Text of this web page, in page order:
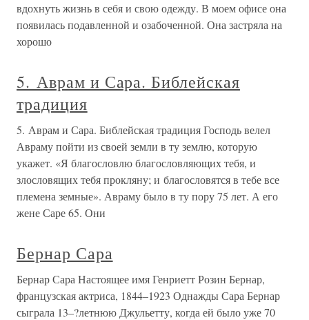
вдохнуть жизнь в себя и свою одежду. В моем офисе она
появилась подавленной и озабоченной. Она застряла на
хорошо
5. Аврам и Сара. Библейская
традиция
5. Аврам и Сара. Библейская традиция Господь велел
Авраму пойти из своей земли в ту землю, которую
укажет. «Я благословлю благословляющих тебя, и
злословящих тебя прокляну; и благословятся в тебе все
племена земные». Авраму было в ту пору 75 лет. А его
жене Саре 65. Они
Бернар Сара
Бернар Сара Настоящее имя Генриетт Розин Бернар,
французская актриса, 1844–1923 Однажды Сара Бернар
сыграла 13–?летнюю Джульетту, когда ей было уже 70